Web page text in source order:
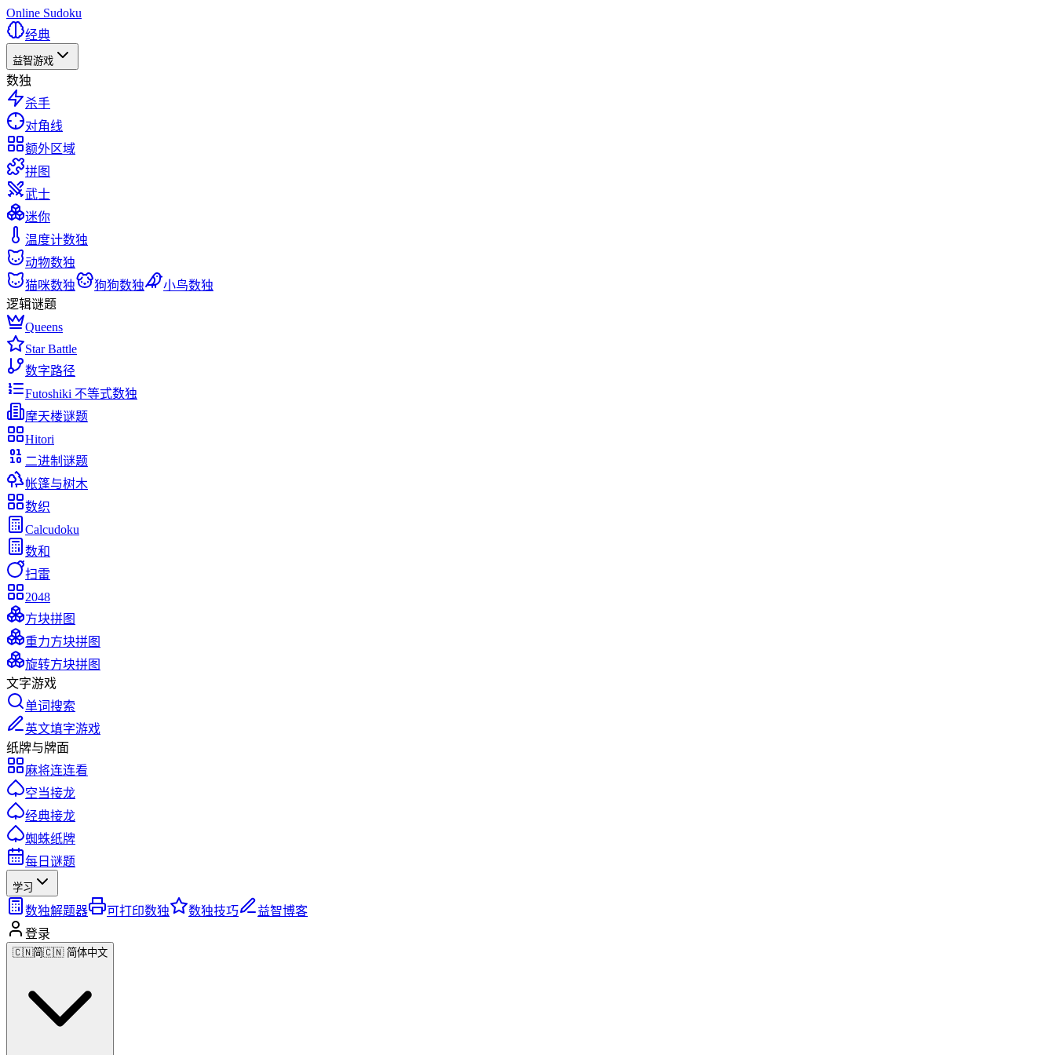
Online Sudoku
经典
益智游戏
数独
杀手
对角线
额外区域
拼图
武士
迷你
温度计数独
动物数独
猫咪数独
狗狗数独
小鸟数独
逻辑谜题
Queens
Star Battle
数字路径
Futoshiki 不等式数独
摩天楼谜题
Hitori
二进制谜题
帐篷与树木
数织
Calcudoku
数和
扫雷
2048
方块拼图
重力方块拼图
旋转方块拼图
文字游戏
单词搜索
英文填字游戏
纸牌与牌面
麻将连连看
空当接龙
经典接龙
蜘蛛纸牌
每日谜题
学习
数独解题器 可打印数独 数独技巧
益智博客
登录
🇨🇳简🇨🇳 简体中文